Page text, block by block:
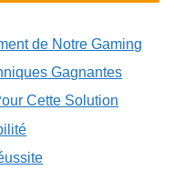
de Notre Gaming
Gagnantes
Cette Solution